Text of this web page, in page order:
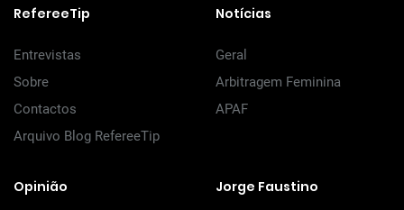
RefereeTip
Entrevistas
Sobre
Contactos
Arquivo Blog RefereeTip
Notícias
Geral
Arbitragem Feminina
APAF
Opinião Jorge Faustino